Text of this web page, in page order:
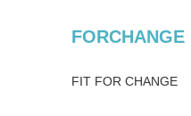
FORCHANGE
FIT FOR CHANGE